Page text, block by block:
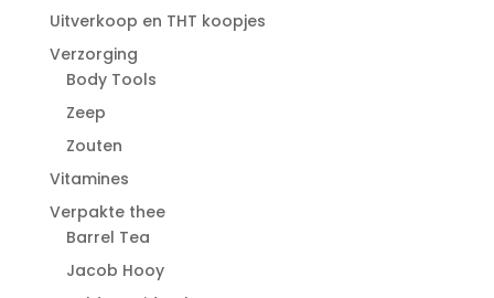
Uitverkoop en THT koopjes
Verzorging
Body Tools
Zeep
Zouten
Vitamines
Verpakte thee
Barrel Tea
Jacob Hooy